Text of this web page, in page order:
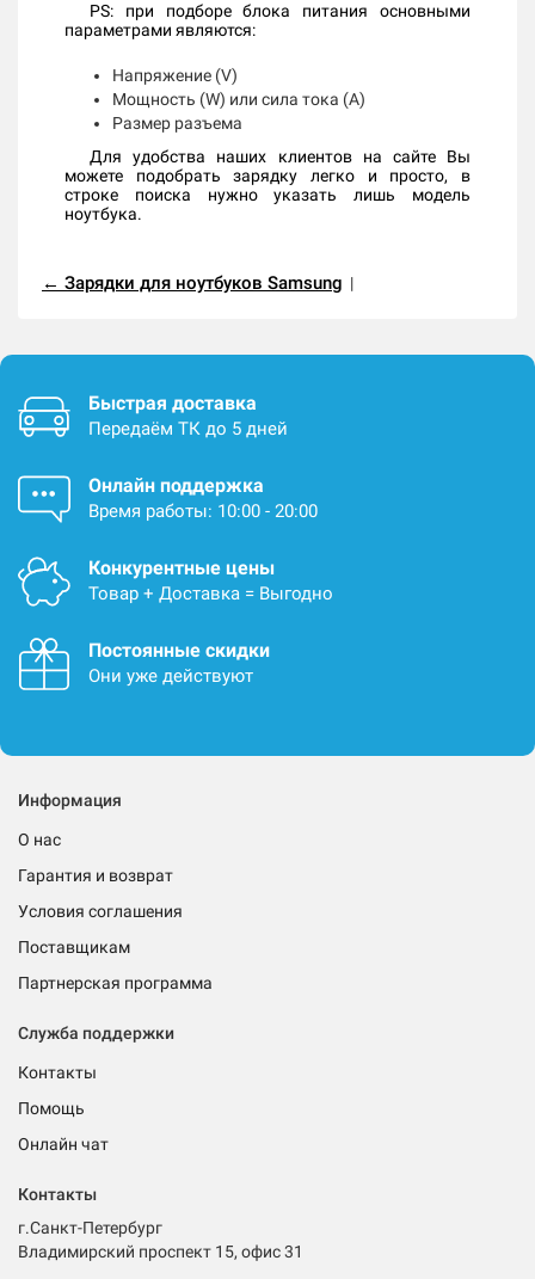
PS: при подборе блока питания основными
параметрами являются:
Напряжение (V)
Мощность (W) или сила тока (A)
Размер разъема
Для удобства наших клиентов на сайте Вы
можете подобрать зарядку легко и просто, в
строке поиска нужно указать лишь модель
ноутбука.
← Зарядки для ноутбуков Samsung |
Быстрая доставка
Передаём ТК до 5 дней
Онлайн поддержка
Время работы: 10:00 - 20:00
Конкурентные цены
Товар + Доставка = Выгодно
Постоянные скидки
Они уже действуют
Информация
О нас
Гарантия и возврат
Условия соглашения
Поставщикам
Партнерская программа
Служба поддержки
Контакты
Помощь
Онлайн чат
Контакты
г.Санкт-Петербург
Владимирский проспект 15, офис 31